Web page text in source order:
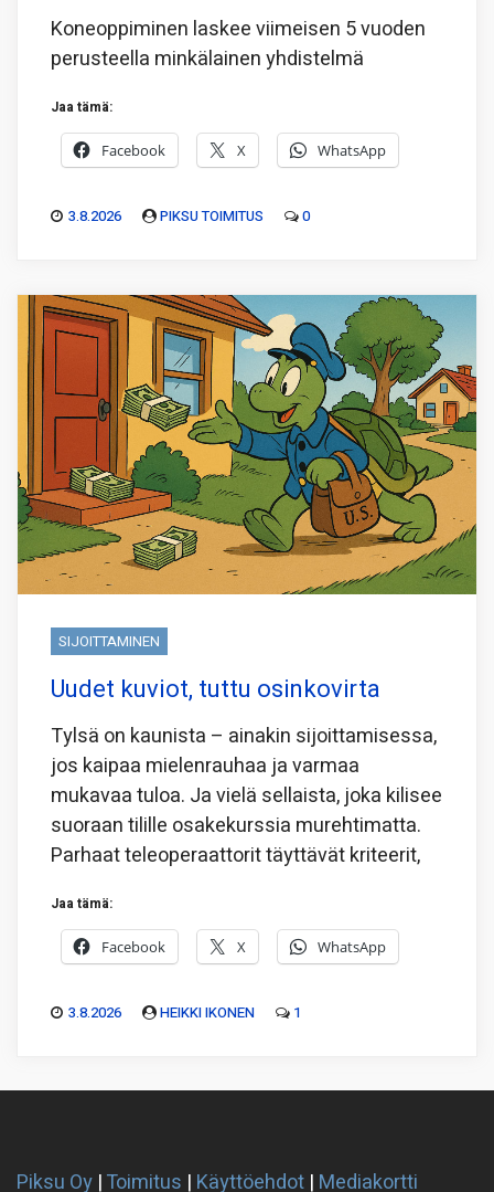
Koneoppiminen laskee viimeisen 5 vuoden
perusteella minkälainen yhdistelmä
Jaa tämä:
Facebook X WhatsApp
3.8.2026 PIKSU TOIMITUS 0
SIJOITTAMINEN
Uudet kuviot, tuttu osinkovirta
Tylsä on kaunista – ainakin sijoittamisessa,
jos kaipaa mielenrauhaa ja varmaa
mukavaa tuloa. Ja vielä sellaista, joka kilisee
suoraan tilille osakekurssia murehtimatta.
Parhaat teleoperaattorit täyttävät kriteerit,
Jaa tämä:
Facebook X WhatsApp
3.8.2026 HEIKKI IKONEN 1
Piksu Oy |Toimitus | Käyttöehdot | Mediakortti